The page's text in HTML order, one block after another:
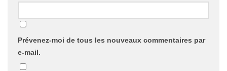
Prévenez-moi de tous les nouveaux commentaires par
e-mail.